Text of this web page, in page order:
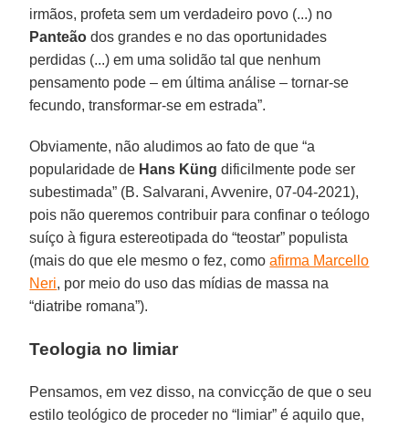
irmãos, profeta sem um verdadeiro povo (...) no
Panteão dos grandes e no das oportunidades
perdidas (...) em uma solidão tal que nenhum
pensamento pode – em última análise – tornar-se
fecundo, transformar-se em estrada”.
Obviamente, não aludimos ao fato de que “a
popularidade de Hans Küng dificilmente pode ser
subestimada” (B. Salvarani, Avvenire, 07-04-2021),
pois não queremos contribuir para confinar o teólogo
suíço à figura estereotipada do “teostar” populista
(mais do que ele mesmo o fez, comoafirma Marcello
Neri, por meio do uso das mídias de massa na
“diatribe romana”).
Teologia no limiar
Pensamos, em vez disso, na convicção de que o seu
estilo teológico de proceder no “limiar” é aquilo que,